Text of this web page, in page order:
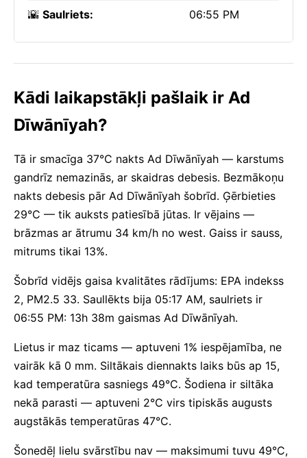
🌇 Saulriets: 06:55 PM
Kādi laikapstākļi pašlaik ir Ad
Dīwānīyah?
Tā ir smacīga 37°C nakts Ad Dīwānīyah — karstums
gandrīz nemazinās, ar skaidras debesis. Bezmākoņu
nakts debesis pār Ad Dīwānīyah šobrīd. Ģērbieties
29°C — tik auksts patiesībā jūtas. Ir vējains —
brāzmas ar ātrumu 34 km/h no west. Gaiss ir sauss,
mitrums tikai 13%.
Šobrīd vidējs gaisa kvalitātes rādījums: EPA indekss
2, PM2.5 33. Saullēkts bija 05:17 AM, saulriets ir
06:55 PM: 13h 38m gaismas Ad Dīwānīyah.
Lietus ir maz ticams — aptuveni 1% iespējamība, ne
vairāk kā 0 mm. Siltākais diennakts laiks būs ap 15,
kad temperatūra sasniegs 49°C. Šodiena ir siltāka
nekā parasti — aptuveni 2°C virs tipiskās augusts
augstākās temperatūras 47°C.
Šonedēļ lielu svārstību nav — maksimumi tuvu 49°C,